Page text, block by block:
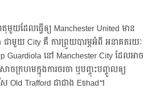
យដែលធ្វើឲ្យ Manchester United មាន
ជាមួយ City គឺ ការព្រួយបារម្ភអំពី អនាគតរយៈ
Guardiola នៅ Manchester City ដែលអាច
ចក្រហមក្នុងការចរចា ឬបញ្ចុះបញ្ចូលឲ្យ
Old Trafford ជាជាង Etihad។